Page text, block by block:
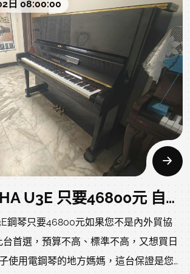
裝置
鋼琴理想
質商品不怕您比較 歡迎比價特色: 彎腳貓
間，價格親民，音色及觸鍵比電鋼琴好
，適合中小型家庭，YAMAHA矮身琴最
力強 不僅年輕、價格優惠，再嫌貴真的買
cm 高 121 cm 深 63 cm以下照片及影片
，當下就很不錯，尚未調音，音色就很不
ing，以下照片影片是我們專業認證回收後
上一手保存良好就像去買中古車，車行都
不知道的是原始狀況?是否被撞?是否大
把上一手的狀況坦誠給您了解，放心喔我
的鋼琴整修流程:https://www.rita-
news/article.php?storyid=1463
日 08:00:00
日本YAMAHA U3E 只要46800元 自己搬回家 現量一台超值 二手鋼琴
鋼琴只要46800元如果您不是內外貿協
首選，預算不高、標準不高，又想買日
使用電鋼琴的地方媽媽，這台保證是您